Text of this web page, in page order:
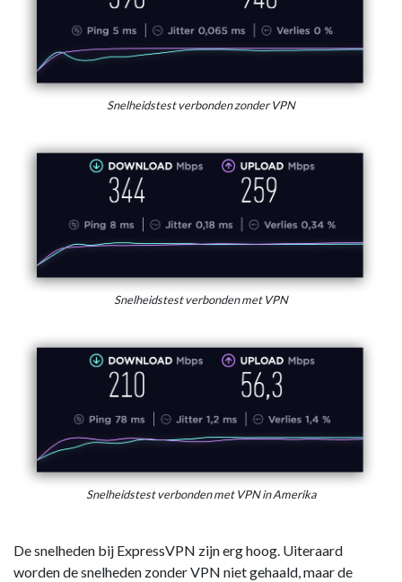
Snelheidstest verbonden zonder VPN
Snelheidstest verbonden met VPN
Snelheidstest verbonden met VPN in Amerika
De snelheden bij ExpressVPN zijn erg hoog. Uiteraard
worden de snelheden zonder VPN niet gehaald, maar de